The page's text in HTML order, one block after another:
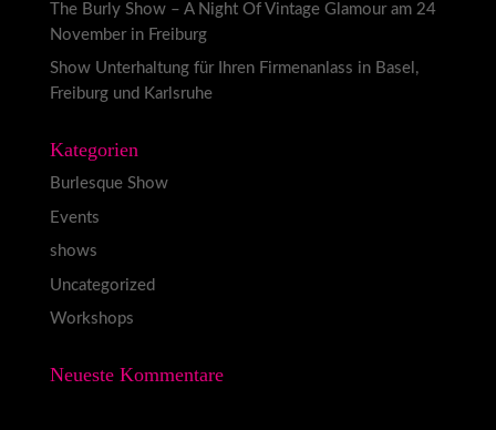
The Burly Show – A Night Of Vintage Glamour am 24
November in Freiburg
Show Unterhaltung für Ihren Firmenanlass in Basel,
Freiburg und Karlsruhe
Kategorien
Burlesque Show
Events
shows
Uncategorized
Workshops
Neueste Kommentare